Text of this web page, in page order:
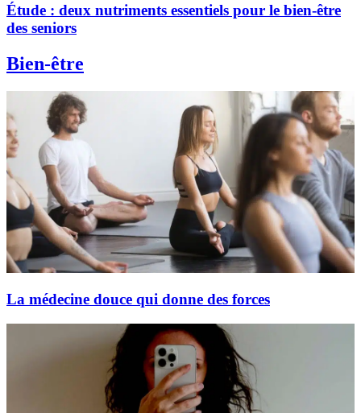
Étude : deux nutriments essentiels pour le bien-être
des seniors
Bien-être
La médecine douce qui donne des forces